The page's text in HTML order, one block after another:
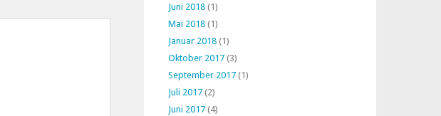
Juni 2018 (1)
Mai 2018 (1)
Januar 2018 (1)
Oktober 2017 (3)
September 2017 (1)
Juli 2017 (2)
Juni 2017 (4)